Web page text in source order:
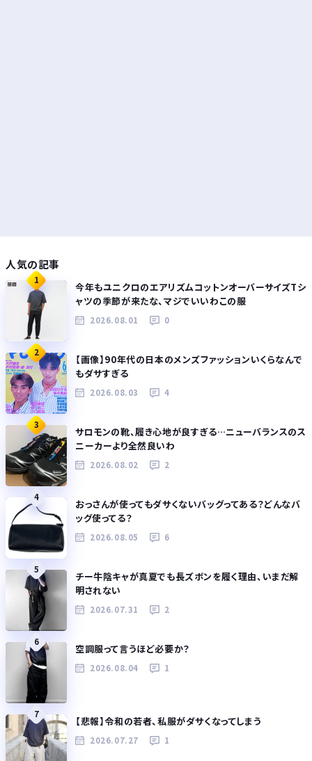
人気の記事
1
今年もユニクロのエアリズムコットンオーバーサイズTシ
ャツの季節が来たな、マジでいいわこの服
2026.08.01 0
2
【画像】90年代の日本のメンズファッションいくらなんで
もダサすぎる
2026.08.03 4
3
サロモンの靴、履き心地が良すぎる…ニューバランスのス
ニーカーより全然良いわ
2026.08.02 2
4
おっさんが使ってもダサくないバッグってある？どんなバ
ッグ使ってる？
2026.08.05 6
5
チー牛陰キャが真夏でも長ズボンを履く理由、いまだ解
明されない
2026.07.31 2
6
空調服って言うほど必要か？
2026.08.04 1
7
【悲報】令和の若者、私服がダサくなってしまう
2026.07.27 1